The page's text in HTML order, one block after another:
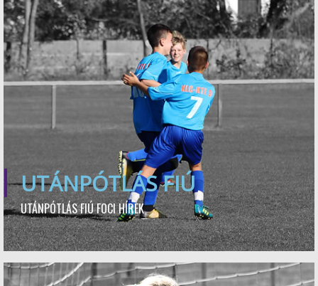
UTÁNPÓTLÁS FIÚ
UTÁNPÓTLÁS FIÚ FOCI HÍREK